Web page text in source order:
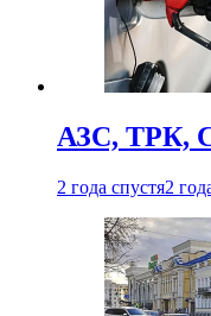
АЗС, ТРК,
2 года спустя2